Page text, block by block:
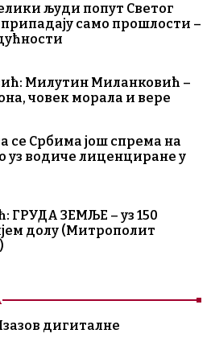
људи попут Светог
само прошлости –
Милутин Миланковић –
човек морала и вере
Србима још спрема на
уз водиче лиценциране у
ГРУДА ЗЕМЉЕ – уз 150
долу (Митрополит
дигиталне